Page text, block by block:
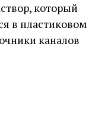
который
в пластиковом
каналов